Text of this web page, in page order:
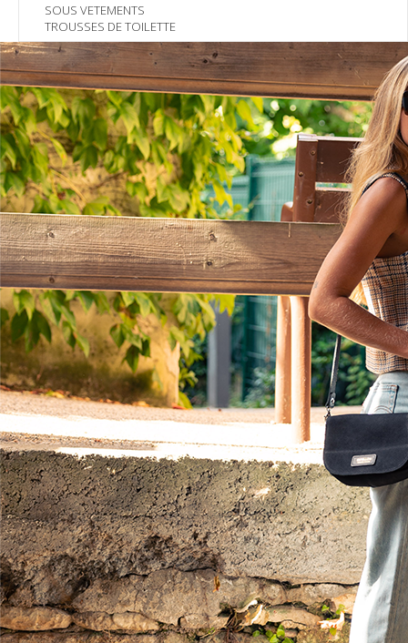
SOUS VETEMENTS
TROUSSES DE TOILETTE